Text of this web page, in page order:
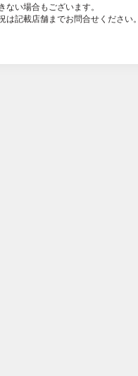
ない場合もございます。
は記載店舗までお問合せください。